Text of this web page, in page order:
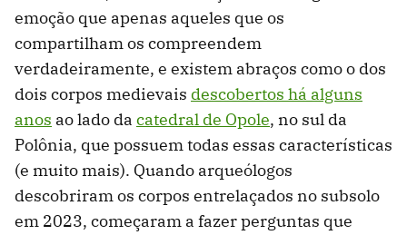
emoção que apenas aqueles que os
compartilham os compreendem
verdadeiramente, e existem abraços como o dos
dois corpos medievais descobertos há alguns
anos ao lado da catedral de Opole, no sul da
Polônia, que possuem todas essas características
(e muito mais). Quando arqueólogos
descobriram os corpos entrelaçados no subsolo
em 2023, começaram a fazer perguntas que